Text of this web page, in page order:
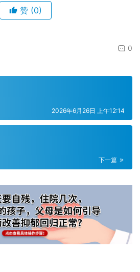
赞 (0)
0
2026年6月26日 上午12:14
下一篇